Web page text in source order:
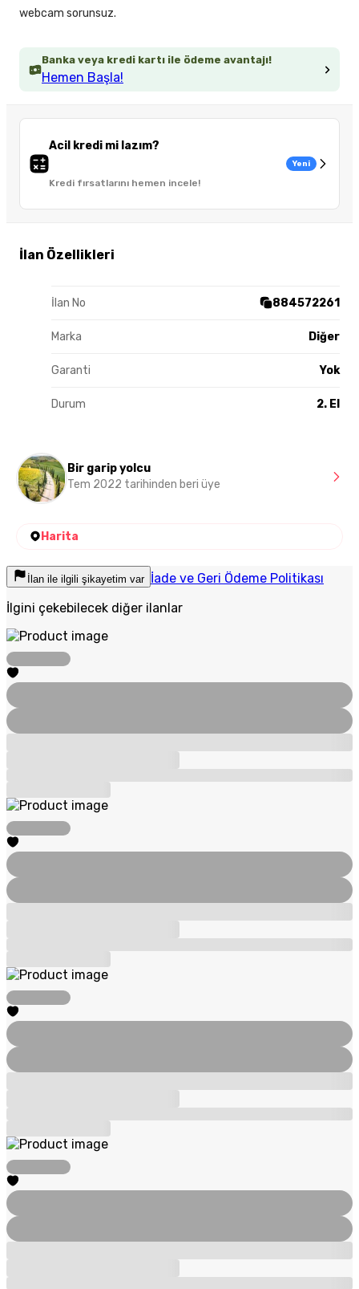
Banka veya kredi kartı ile ödeme avantajı!
Hemen Başla!
Acil kredi mi lazım?
Kredi fırsatlarını hemen incele!
Yeni
İlan Özellikleri
İlan No 884572261
Marka Diğer
Garanti Yok
Durum 2. El
webcam sorunsuz.
Bir garip yolcu
Tem 2022 tarihinden beri üye
Harita
İlan ile ilgili şikayetim var İade ve Geri Ödeme Politikası
İlgini çekebilecek diğer ilanlar